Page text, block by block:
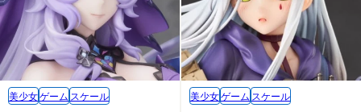
美少女ゲーム スケール 美少女ゲーム スケール